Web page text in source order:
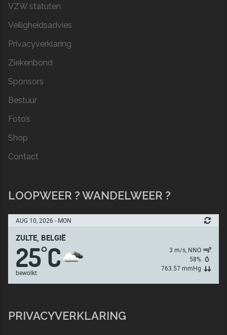
VZW statuten
Veiligheidsadvies
Privacyverklaring
Ziekenbond
Sponsors
Bestuur
Foto’s
Shop
Contact
LOOPWEER ? WANDELWEER ?
AUG 10, 2026 - MON
ZULTE, BELGIË
25°C
bewolkt
3 m/s, NNO
58%
763.57 mmHg
PRIVACYVERKLARING